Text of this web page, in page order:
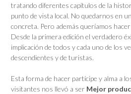
tratando diferentes capítulos de la
punto de vista local. No quedarnos en
concreta. Pero además queríamos
Desde la primera edición el verdadero
implicación de todos y cada uno de los
descendientes y de turistas.
Esta forma de hacer partícipe y alma a
visitantes nos llevó a ser Mejor